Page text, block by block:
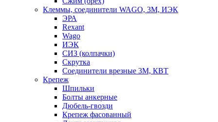
Клеммы, соединители WAGO, 3M, ИЭК
ЭРА
Rexant
Wago
ИЭК
СИЗ (колпачки)
Скрутка
Соединители врезные 3M, КВТ
Крепеж
Шпильки
Болты анкерные
Дюбель-гвозди
Крепеж фасованный